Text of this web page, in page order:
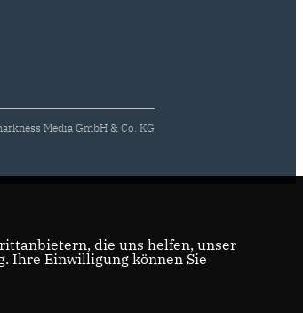
Media GmbH & Co. KG
die uns helfen, unser
Ihre Einwilligung können Sie